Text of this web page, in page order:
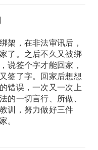
架，在非法审讯后，
了。之后不久又被绑
说签个字才能回家，
签了字。回家后想想
错误，一次又一次上
的一切言行、所做、
训，努力做好三件
。